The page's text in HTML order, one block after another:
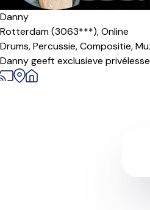
Danny
Rotterdam (3063***),Online
Drums,Percussie,Compositie,
Danny geeft exclusieve